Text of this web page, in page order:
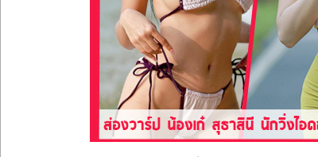
กระแส
ONLYFANS
TIKTOK